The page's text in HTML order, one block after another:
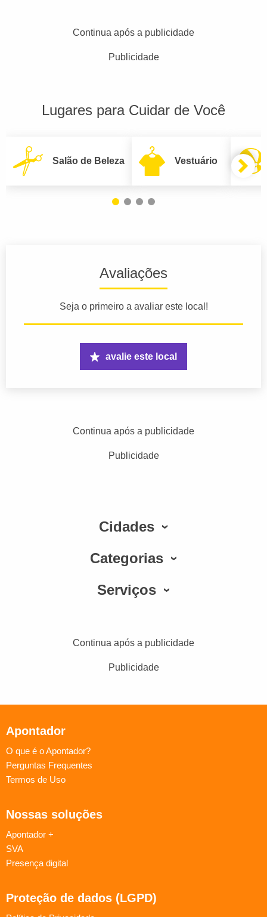
Continua após a publicidade
Publicidade
Lugares para Cuidar de Você
Salão de Beleza Vestuário
Avaliações
Seja o primeiro a avaliar este local!
avalie este local
Continua após a publicidade
Publicidade
Cidades
Categorias
Serviços
Continua após a publicidade
Publicidade
Apontador
O que é o Apontador?
Perguntas Frequentes
Termos de Uso
Nossas soluções
Apontador +
SVA
Presença digital
Proteção de dados (LGPD)